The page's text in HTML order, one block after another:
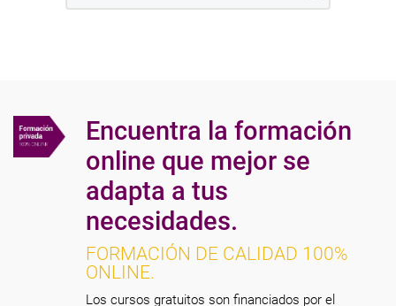
Encuentra la formación
online que mejor se
adapta a tus
necesidades.
FORMACIÓN DE CALIDAD 100%
ONLINE.
Los cursos gratuitos son financiados por el